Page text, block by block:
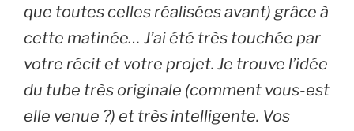
que toutes celles réalisées avant) grâce à
cette matinée… J’ai été très touchée par
votre récit et votre projet. Je trouve l’idée
du tube très originale (comment vous-est
elle venue ?) et très intelligente. Vos